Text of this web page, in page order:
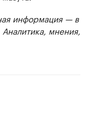
информация — в
Аналитика, мнения,